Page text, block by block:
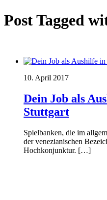
Post Tagged
10. April 2017
Dein Job als
Stuttgart
Spielbanken, die im
der venezianischen
Hochkonjunktur. […]